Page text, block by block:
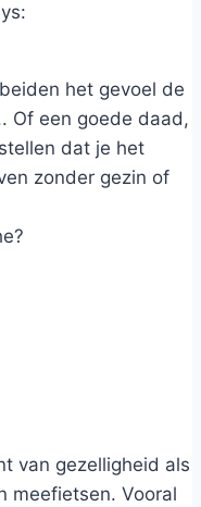
het gevoel de
Of een goede daad,
dat je het
zonder gezin of
van gezelligheid als
meefietsen. Vooral